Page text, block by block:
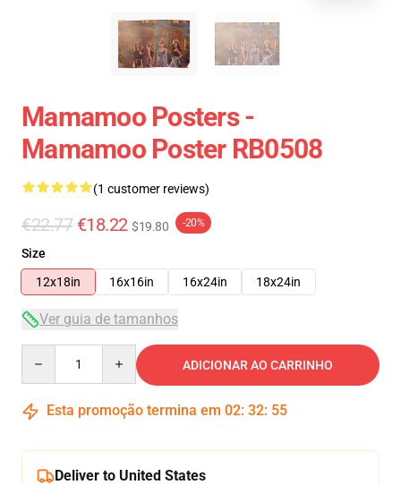
Mamamoo Posters -
Mamamoo Poster RB0508
(1 customer reviews)
€22.77 €18.22 $19.80 -20%
Size
12x18in
16x16in 16x24in 18x24in
Ver guia de tamanhos
ADICIONAR AO CARRINHO
Esta promoção termina em 02: 32: 54
Deliver to United States